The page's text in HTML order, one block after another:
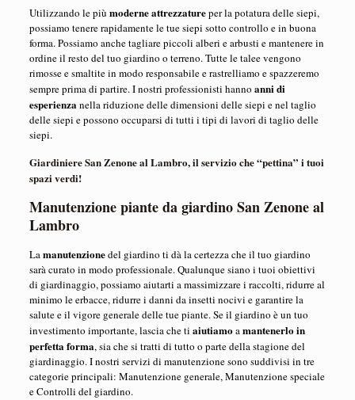
Utilizzando le più moderne attrezzatureper la potatura delle siepi,
possiamo tenere rapidamente le tue siepi sotto controllo e in buona
forma. Possiamo anche tagliare piccoli alberi e arbusti e mantenere in
ordine il resto del tuo giardino o terreno. Tutte le talee vengono
rimosse e smaltite in modo responsabile e rastrelliamo e spazzeremo
sempre prima di partire. I nostri professionisti hanno anni di
esperienzanella riduzione delle dimensioni delle siepi e nel taglio
delle siepi e possono occuparsi di tutti i tipi di lavori di taglio delle
siepi.
Giardiniere San Zenone al Lambro, il servizio che “pettina” i tuoi
spazi verdi!
Manutenzione piante da giardino San Zenone al
Lambro
Lamanutenzionedel giardino ti dà la certezza che il tuo giardino
sarà curato in modo professionale. Qualunque siano i tuoi obiettivi
di giardinaggio, possiamo aiutarti a massimizzare i raccolti, ridurre al
minimo le erbacce, ridurre i danni da insetti nocivi e garantire la
salute e il vigore generale delle tue piante. Se il giardino è un tuo
investimento importante, lascia che ti aiutiamoamantenerlo in
perfetta forma, sia che si tratti di tutto o parte della stagione del
giardinaggio. I nostri servizi di manutenzione sono suddivisi in tre
categorie principali: Manutenzione generale, Manutenzione speciale
e Controlli del giardino.